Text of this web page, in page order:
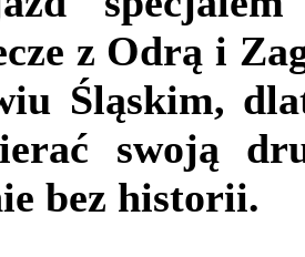
z Odrą i
Śląskim,
swoją
bez historii.